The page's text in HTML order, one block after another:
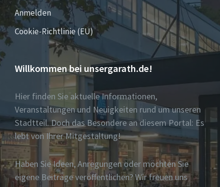
Anmelden
Cookie-Richtlinie (EU)
Willkommen bei unsergarath.de!
Hier finden Sie aktuelle Informationen,
Veranstaltungen und Neuigkeiten rund um unseren
Stadtteil. Doch das Besondere an diesem Portal: Es
lebt von Ihrer Mitgestaltung!
Haben Sie Ideen, Anregungen oder möchten Sie
eigene Beiträge veröffentlichen? Wir freuen uns